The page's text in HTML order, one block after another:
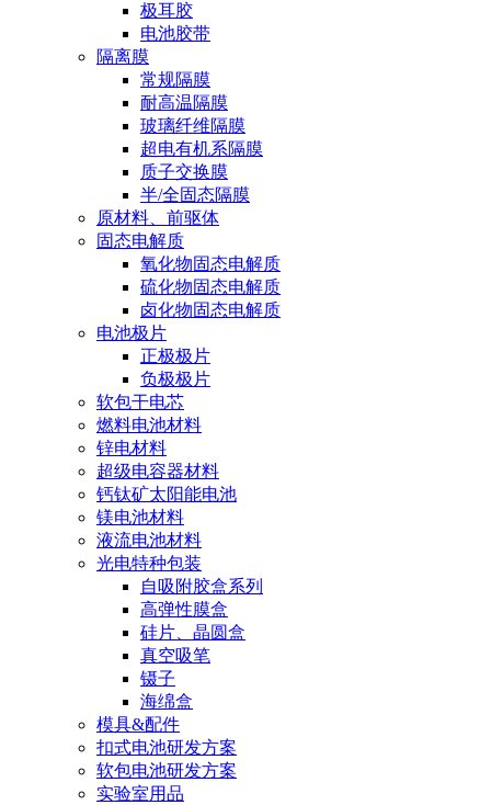
极耳胶
电池胶带
隔离膜
常规隔膜
耐高温隔膜
玻璃纤维隔膜
超电有机系隔膜
质子交换膜
半/全固态隔膜
原材料、前驱体
固态电解质
氧化物固态电解质
硫化物固态电解质
卤化物固态电解质
电池极片
正极极片
负极极片
软包干电芯
燃料电池材料
锌电材料
超级电容器材料
钙钛矿太阳能电池
镁电池材料
液流电池材料
光电特种包装
自吸附胶盒系列
高弹性膜盒
硅片、晶圆盒
真空吸笔
镊子
海绵盒
模具&配件
扣式电池研发方案
软包电池研发方案
实验室用品